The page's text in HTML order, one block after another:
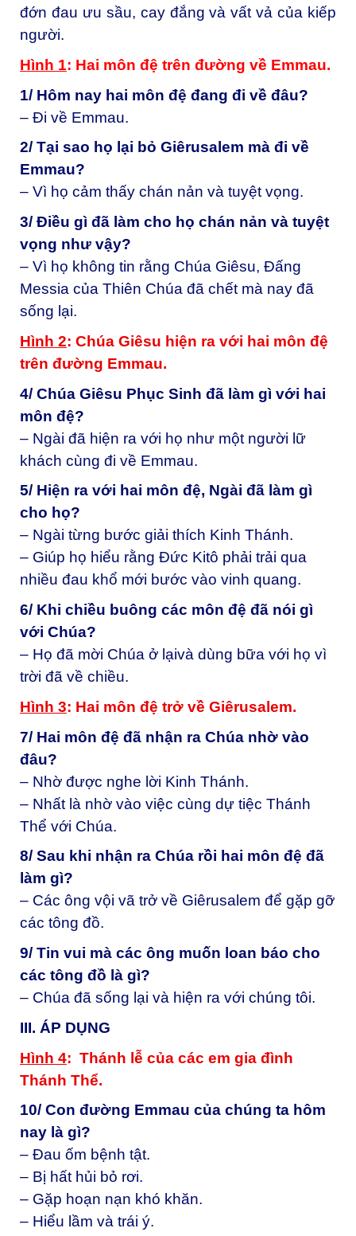
đớn đau ưu sầu, cay đắng và vất vả của kiếp
người.
Hình 1: Hai môn đệ trên đường về Emmau.
1/ Hôm nay hai môn đệ đang đi về đâu?
– Đi về Emmau.
2/ Tại sao họ lại bỏ Giêrusalem mà đi về
Emmau?
– Vì họ cảm thấy chán nản và tuyệt vọng.
3/ Điều gì đã làm cho họ chán nản và tuyệt
vọng như vậy?
– Vì họ không tin rằng Chúa Giêsu, Đấng
Messia của Thiên Chúa đã chết mà nay đã
sống lại.
Hình 2: Chúa Giêsu hiện ra với hai môn đệ
trên đường Emmau.
4/ Chúa Giêsu Phục Sinh đã làm gì với hai
môn đệ?
– Ngài đã hiện ra với họ như một người lữ
khách cùng đi về Emmau.
5/ Hiện ra với hai môn đệ, Ngài đã làm gì
cho họ?
– Ngài từng bước giải thích Kinh Thánh.
– Giúp họ hiểu rằng Đức Kitô phải trải qua
nhiều đau khổ mới bước vào vinh quang.
6/ Khi chiều buông các môn đệ đã nói gì
với Chúa?
– Họ đã mời Chúa ở lạivà dùng bữa với họ vì
trời đã về chiều.
Hình 3: Hai môn đệ trở về Giêrusalem.
7/ Hai môn đệ đã nhận ra Chúa nhờ vào
đâu?
– Nhờ được nghe lời Kinh Thánh.
– Nhất là nhờ vào việc cùng dự tiệc Thánh
Thể với Chúa.
8/ Sau khi nhận ra Chúa rồi hai môn đệ đã
làm gì?
– Các ông vội vã trở về Giêrusalem để gặp gỡ
các tông đồ.
9/ Tin vui mà các ông muốn loan báo cho
các tông đồ là gì?
– Chúa đã sống lại và hiện ra với chúng tôi.
III. ÁP DỤNG
Hình 4: Thánh lễ của các em gia đình
Thánh Thể.
10/ Con đường Emmau của chúng ta hôm
nay là gì?
– Đau ốm bệnh tật.
– Bị hất hủi bỏ rơi.
– Gặp hoạn nạn khó khăn.
– Hiểu lầm và trái ý.